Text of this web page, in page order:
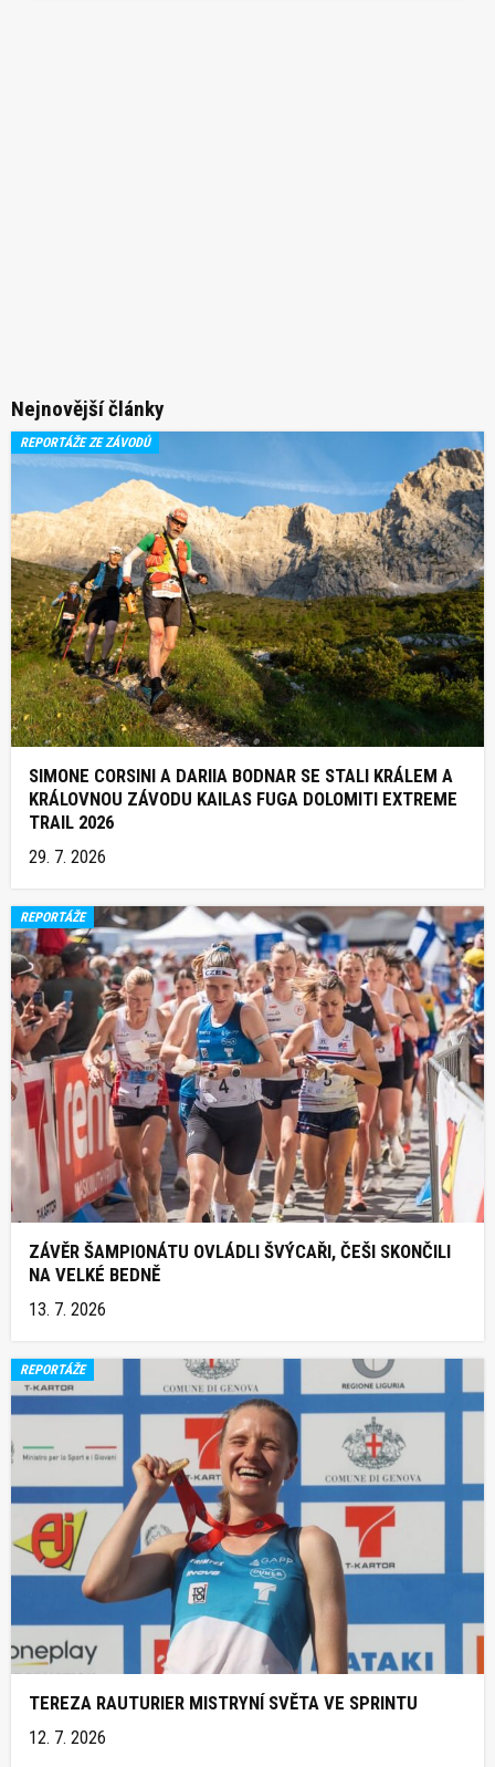
Nejnovější články
REPORTÁŽE ZE ZÁVODŮ
SIMONE CORSINI A DARIIA BODNAR SE STALI KRÁLEM A
KRÁLOVNOU ZÁVODU KAILAS FUGA DOLOMITI EXTREME
TRAIL 2026
29. 7. 2026
REPORTÁŽE
ZÁVĚR ŠAMPIONÁTU OVLÁDLI ŠVÝCAŘI, ČEŠI SKONČILI
NA VELKÉ BEDNĚ
13. 7. 2026
REPORTÁŽE
TEREZA RAUTURIER MISTRYNÍ SVĚTA VE SPRINTU
12. 7. 2026